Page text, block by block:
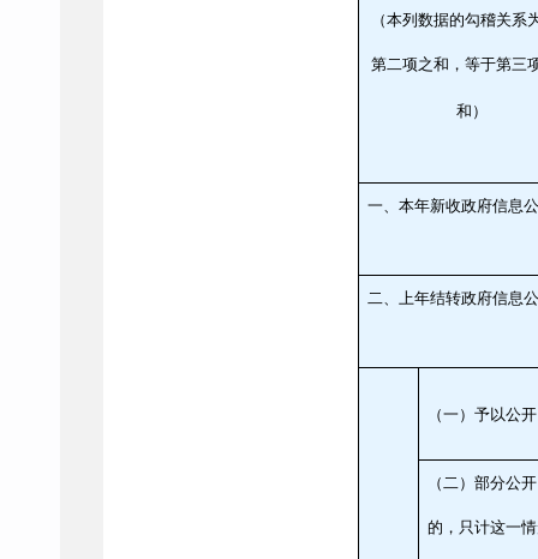
（本列数据的勾稽关系
第二项之和，等于第三
和）
一、本年新收政府信息
二、上年结转政府信息
（一）予以公开
（二）部分公
的，只计这一